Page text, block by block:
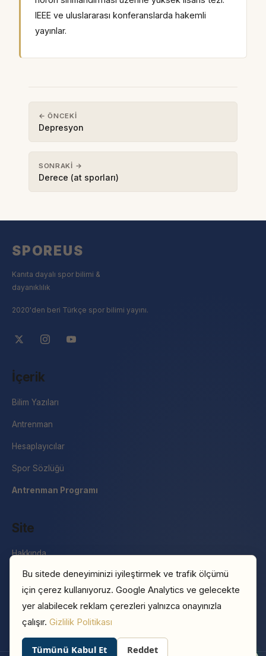
IEEE ve uluslararası konferanslarda hakemli
yayınlar.
← ÖNCEKI
Depresyon
SONRAKI →
Derece (at sporları)
SPOREUS
Kanıta dayalı spor bilimi &
dayanıklılık
2020'den beri Türkçe spor bilimi yayını.
İçerik
Bilim Yazıları
Antrenman
Hesaplayıcılar
Spor Sözlüğü
Antrenman Programı
Site
Hakkında
İletişim
Basın
Gizlilik Politikası
Bu sitede deneyiminizi iyileştirmek ve trafik ölçümü
için çerez kullanıyoruz. Google Analytics ve gelecekte
yer alabilecek reklam çerezleri yalnızca onayınızla
çalışır. Gizlilik Politikası
Tümünü Kabul Et Reddet